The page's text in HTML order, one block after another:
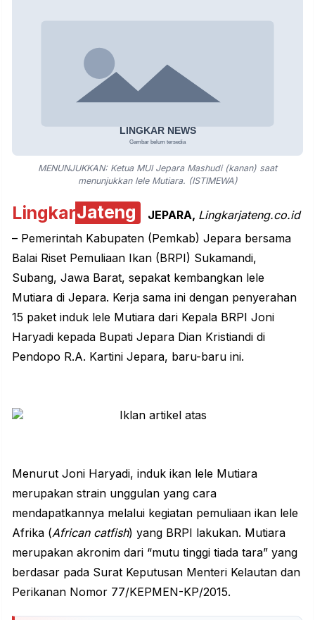
MENUNJUKKAN: Ketua MUI Jepara Mashudi (kanan) saat
menunjukkan lele Mutiara. (ISTIMEWA)
LingkarJateng JEPARA, Lingkarjateng.co.⁯id
– Pemerintah Kabupaten (Pemkab) Jepara bersama
Balai Riset Pemuliaan Ikan (BRPI) Sukamandi,
Subang, Jawa Barat, sepakat kembangkan lele
Mutiara di Jepara. Kerja sama ini dengan penyerahan
15 paket induk lele Mutiara dari Kepala BRPI Joni
Haryadi kepada Bupati Jepara Dian Kristiandi di
Pendopo R.A. Kartini Jepara, baru-baru ini.
Menurut Joni Haryadi, induk ikan lele Mutiara
merupakan strain unggulan yang cara
mendapatkannya melalui kegiatan pemuliaan ikan lele
Afrika (African catfish) yang BRPI lakukan. Mutiara
merupakan akronim dari “mutu tinggi tiada tara” yang
berdasar pada Surat Keputusan Menteri Kelautan dan
Perikanan Nomor 77/KEPMEN-KP/2015.